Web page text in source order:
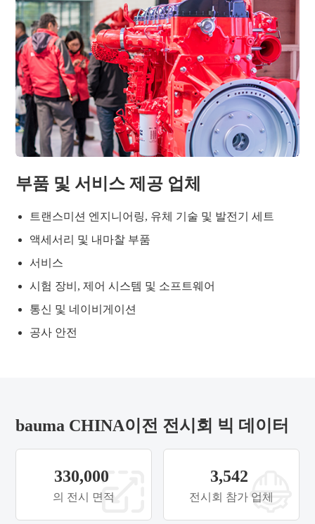
부품 및 서비스 제공 업체
트랜스미션 엔지니어링, 유체 기술 및 발전기 세트
액세서리 및 내마찰 부품
서비스
시험 장비, 제어 시스템 및 소프트웨어
통신 및 네이비게이션
공사 안전
bauma CHINA이전 전시회 빅 데이터
330,000
의 전시 면적
3,542
전시회 참가 업체